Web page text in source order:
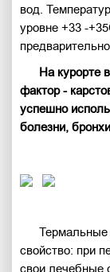
вод.
уровне +33 -
На курорте
фактор -
успешно
болезни,
Термальные
свойство: при
свои лечебные